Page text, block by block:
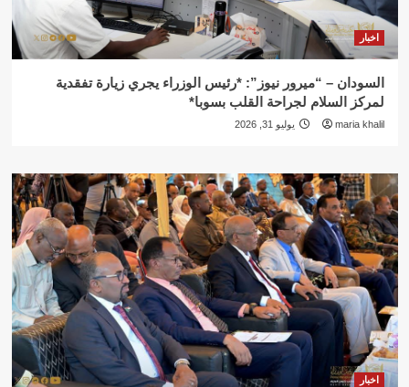
اخبار
السودان – “ميرور نيوز”: *رئيس الوزراء يجري زيارة تفقدية
لمركز السلام لجراحة القلب بسوبا*
maria khalil يوليو 31, 2026
اخبار